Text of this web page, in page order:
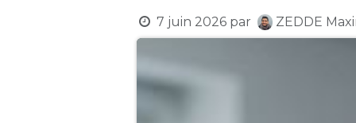
7 juin 2026 par ZEDDE